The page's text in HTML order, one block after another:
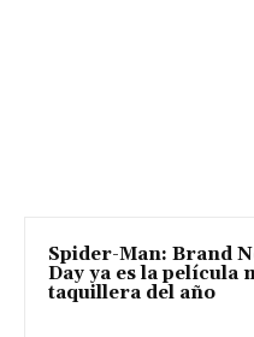
Spider-Man: Brand
Day ya es la película
taquillera del año